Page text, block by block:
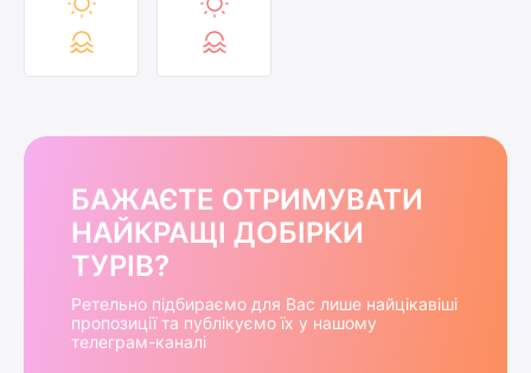
БАЖАЄТЕ ОТРИМУВАТИ
НАЙКРАЩІ ДОБІРКИ
ТУРІВ?
Ретельно підбираємо для Вас лише найцікавіші
пропозиції та публікуємо їх у нашому
телеграм-каналі